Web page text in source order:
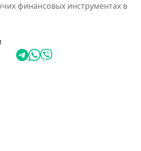
финансовых инструментах в